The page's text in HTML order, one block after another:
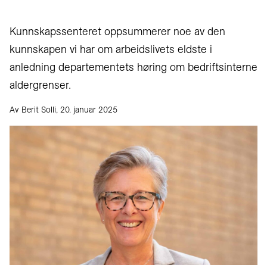
Kunnskapssenteret oppsummerer noe av den
kunnskapen vi har om arbeidslivets eldste i
anledning departementets høring om bedriftsinterne
aldergrenser.
Av Berit Solli, 20. januar 2025